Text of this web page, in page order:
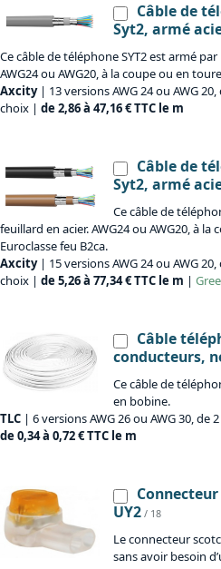
Câble de
Syt2, armé
Ce câble de téléphone SYT2 est armé
AWG24 ou AWG20, à la coupe ou en
Axcity| 13 versions AWG 24 ou AWG
choix | de 2,86 à 47,16 € TTC le m
Câble de
Syt2, armé
Ce câble de
feuillard en acier. AWG24 ou AWG20, à
Euroclasse feu B2ca.
Axcity| 15 versions AWG 24 ou AWG
choix | de 5,26 à 77,34 € TTC le m |
Câble
conducteurs,
Ce câble de
en bobine.
TLC | 6 versions AWG 26 ou AWG 30, de
de 0,34 à 0,72 € TTC le m
UY2 / 18
Le connecteur
sans avoir besoin